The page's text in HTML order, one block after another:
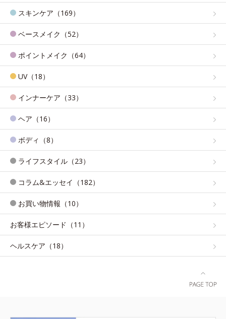
スキンケア（169）
ベースメイク（52）
ポイントメイク（64）
UV（18）
インナーケア（33）
ヘア（16）
ボディ（8）
ライフスタイル（23）
コラム&エッセイ（182）
お買い物情報（10）
お客様エピソード（11）
ヘルスケア（18）